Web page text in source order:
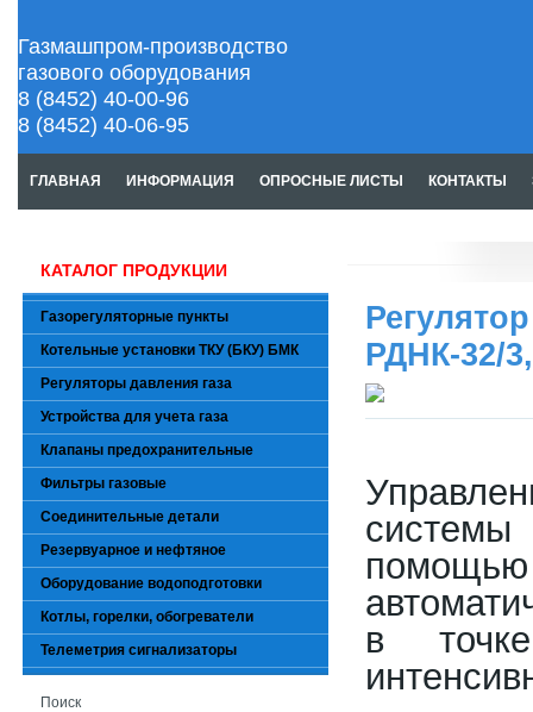
Газмашпром-производство
газового оборудования
8 (8452) 40-00-96
8 (8452) 40-06-95
ГЛАВНАЯ ИНФОРМАЦИЯ ОПРОСНЫЕ ЛИСТЫ КОНТАКТЫ
РДНК-32/
помощью
в
КАТАЛОГ ПРОДУКЦИИ
Газорегуляторные пункты
Котельные установки ТКУ (БКУ) БМК
Регуляторы давления газа
Устройства для учета газа
Клапаны предохранительные
Фильтры газовые
Соединительные детали
Резервуарное и нефтяное
Оборудование водоподготовки
Котлы, горелки, обогреватели
Телеметрия сигнализаторы
Поиск